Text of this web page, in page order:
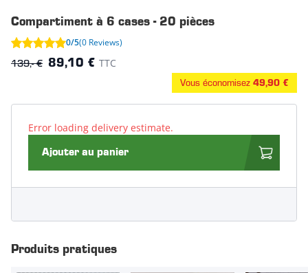
Compartiment à 6 cases - 20 pièces
0/5(0 Reviews)
139,- € 89,10 € TTC
Vous économisez 49,90 €
Error loading delivery estimate.
Ajouter au panier
Produits pratiques